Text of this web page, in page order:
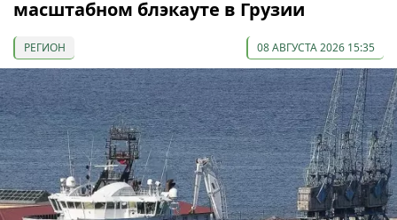
масштабном блэкауте в Грузии
РЕГИОН 08 АВГУСТА 2026 15:35